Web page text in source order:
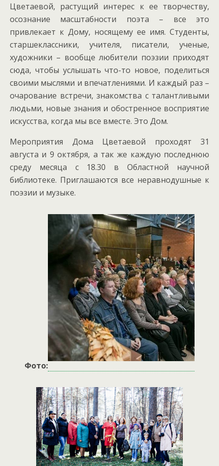
Цветаевой, растущий интерес к ее творчеству,
осознание масштабности поэта – все это
привлекает к Дому, носящему ее имя. Студенты,
старшеклассники, учителя, писатели, ученые,
художники – вообще любители поэзии приходят
сюда, чтобы услышать что-то новое, поделиться
своими мыслями и впечатлениями. И каждый раз –
очарование встречи, знакомства с талантливыми
людьми, новые знания и обостренное восприятие
искусства, когда мы все вместе. Это Дом.
Мероприятия Дома Цветаевой проходят 31
августа и 9 октября, а так же каждую последнюю
среду месяца с 18.30 в Областной научной
библиотеке. Приглашаются все неравнодушные к
поэзии и музыке.
Фото: